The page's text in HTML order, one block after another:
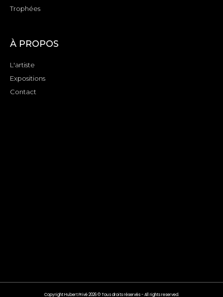
Trophées
À PROPOS
L'artiste
Expositions
Contact
Copyright Hubert Privé 2026 © Tous droits réservés - All rights reserved.